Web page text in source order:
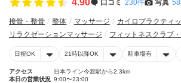
4.90 口コミ 230件 写真
接骨・整骨 整体 マッサージ
カイロプラクティ
リラクゼーションマッサージ
フィットネスクラブ
日祝OK 21時以降OK 駐車場有
アクセス
日本ライン今渡駅から2.3km
本日の営業状況 9:00〜23:00